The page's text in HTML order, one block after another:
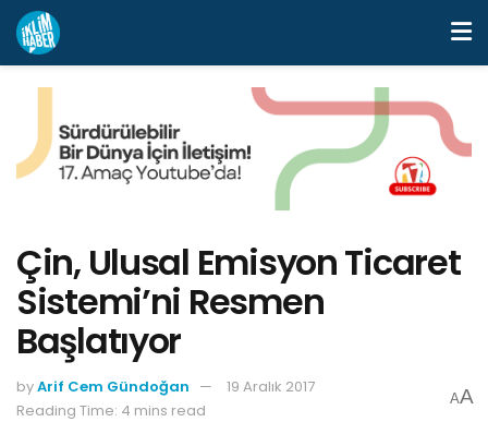
Çin, Ulusal Emisyon Ticaret
Sistemi’ni Resmen
Başlatıyor
byArif Cem Gündoğan
19 Aralık 2017
Reading Time: 4 mins read
AA